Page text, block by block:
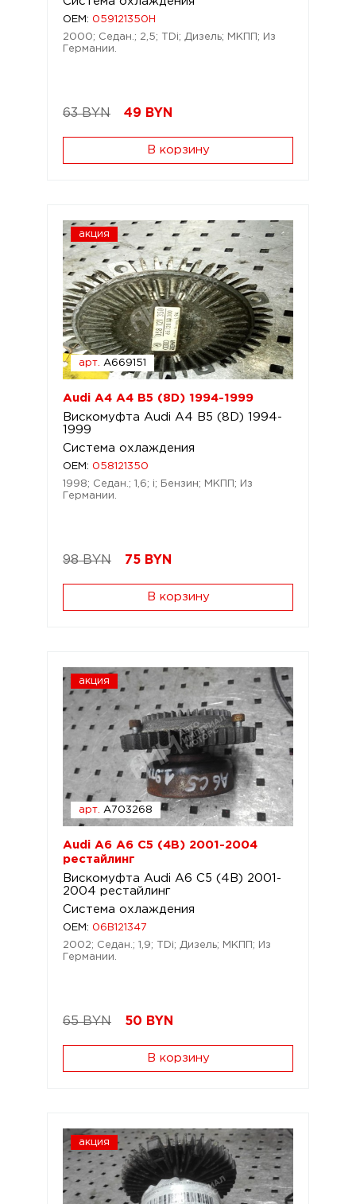
OEM: 059121350H
2000; Седан.; 2,5; TDi; Дизель; МКПП; Из
Германии.
63 BYN 49 BYN
В корзину
акция
арт. A669151
Audi A4 A4 B5 (8D) 1994-1999
Вискомуфта Audi A4 B5 (8D) 1994-
1999
Система охлаждения
OEM: 058121350
1998; Седан.; 1,6; i; Бензин; МКПП; Из
Германии.
98 BYN 75 BYN
В корзину
акция
арт. A703268
Audi A6 A6 C5 (4B) 2001-2004
рестайлинг
Вискомуфта Audi A6 C5 (4B) 2001-
2004 рестайлинг
Система охлаждения
OEM: 06B121347
2002; Седан.; 1,9; TDi; Дизель; МКПП; Из
Германии.
65 BYN 50 BYN
В корзину
акция